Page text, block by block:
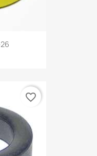
favorite_border